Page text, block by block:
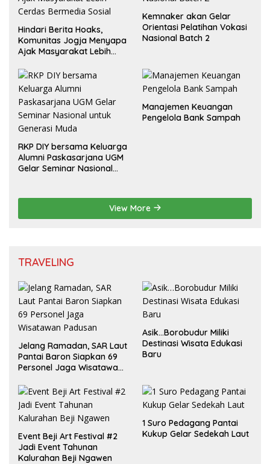
Hindari Berita Hoaks,
Komunitas Jogja Menyapa
Ajak Masyarakat Lebih
Kemnaker akan Gelar
Orientasi Pelatihan Vokasi
Nasional Batch 2
RKP DIY bersama Keluarga
Alumni Paskasarjana UGM
Gelar Seminar Nasional
Manajemen Keuangan
Pengelola Bank Sampah
View More
TRAVELING
Jelang Ramadan, SAR Laut
Pantai Baron Siapkan 69
Personel Jaga Wisatawan
Asik…Borobudur Miliki
Destinasi Wisata Edukasi
Baru
Event Beji Art Festival #2
Jadi Event Tahunan
Kalurahan Beji Ngawen
1 Suro Pedagang Pantai
Kukup Gelar Sedekah Laut